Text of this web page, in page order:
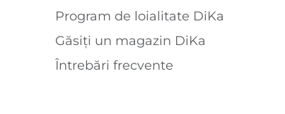
Program de loialitate DiKa
Găsiți un magazin DiKa
Întrebări frecvente